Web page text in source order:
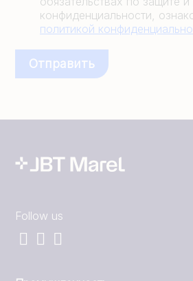
конфиденциальности,
политикой
Follow us